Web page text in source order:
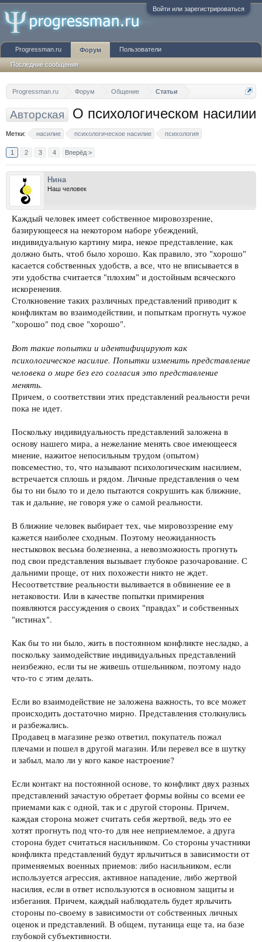
Войти или зарегистрироваться
Progressman.ru Форум Общение Статьи
Авторская О психологическом насилии
Метки: насилие психологическое насилие психология
1 2 3 4 Вперёд >
Нина
Наш человек
Каждый человек имеет собственное мировоззрение,
базирующееся на некотором наборе убеждений,
индивидуальную картину мира, некое представление, как
должно быть, чтоб было хорошо. Как правило, это "хорошо"
касается собственных удобств, а все, что не вписывается в
эти удобства считается "плохим" и достойным всяческого
искоренения.
Столкновение таких различных представлений приводит к
конфликтам во взаимодействии, и попыткам прогнуть чужое
"хорошо" под свое "хорошо".
Вот такие попытки и идентифицируют как
психологическое насилие. Попытки изменить представление
человека о мире без его согласия это представление
менять.
Причем, о соответствии этих представлений реальности речи
пока не идет.
Поскольку индивидуальность представлений заложена в
основу нашего мира, а нежелание менять свое имеющееся
мнение, нажитое непосильным трудом (опытом)
повсеместно, то, что называют психологическим насилием,
встречается сплошь и рядом. Личные представления о чем
бы то ни было то и дело пытаются сокрушить как ближние,
так и дальние, не говоря уже о самой реальности.
В ближние человек выбирает тех, чье мировоззрение ему
кажется наиболее сходным. Поэтому неожиданность
нестыковок весьма болезненна, а невозможность прогнуть
под свои представления вызывает глубокое разочарование. С
дальними проще, от них похожести никто не ждет.
Несоответствие реальности выливается в обвинение ее в
нетаковости. Или в качестве попытки примирения
появляются рассуждения о своих "правдах" и собственных
"истинах".
Как бы то ни было, жить в постоянном конфликте несладко, а
поскольку заимодействие индивидуальных представлений
неизбежно, если ты не живешь отшельником, поэтому надо
что-то с этим делать.
Если во взаимодействие не заложена важность, то все может
происходить достаточно мирно. Представления столкнулись
и разбежались.
Продавец в магазине резко ответил, покупатель пожал
плечами и пошел в другой магазин. Или перевел все в шутку
и забыл, мало ли у кого какое настроение?
Если контакт на постоянной основе, то конфликт двух разных
представлений зачастую обретает формы войны со всеми ее
приемами как с одной, так и с другой стороны. Причем,
каждая сторона может считать себя жертвой, ведь это ее
хотят прогнуть под что-то для нее неприемлемое, а друга
сторона будет считаться насильником. Со стороны участники
конфликта представлений будут ярлычиться в зависимости от
применяемых военных приемов: либо насильником, если
используется агрессия, активное нападение, либо жертвой
насилия, если в ответ используются в основном защиты и
избегания. Причем, каждый наблюдатель будет ярлычить
стороны по-своему в зависимости от собственных личных
оценок и представлений. В общем, путаница еще та, на базе
глубокой субъективности.
Progressman.ru Форум
Последние сообщения
Пользователи